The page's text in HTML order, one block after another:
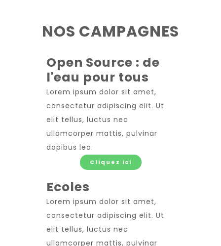
NOS CAMPAGNES
Open Source : de
l'eau pour tous
Lorem ipsum dolor sit amet,
consectetur adipiscing elit. Ut
elit tellus, luctus nec
ullamcorper mattis, pulvinar
dapibus leo.
Cliquez ici
Ecoles
Lorem ipsum dolor sit amet,
consectetur adipiscing elit. Ut
elit tellus, luctus nec
ullamcorper mattis, pulvinar